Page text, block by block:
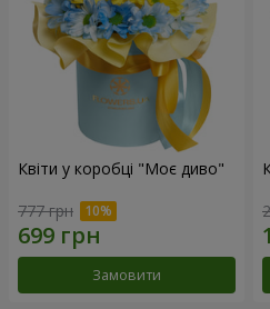
Квіти у коробці "Моє диво"
777 грн
Замовити